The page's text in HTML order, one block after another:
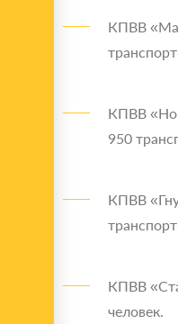
КПВВ
КПВВ
950
КПВВ
КПВВ
человек.